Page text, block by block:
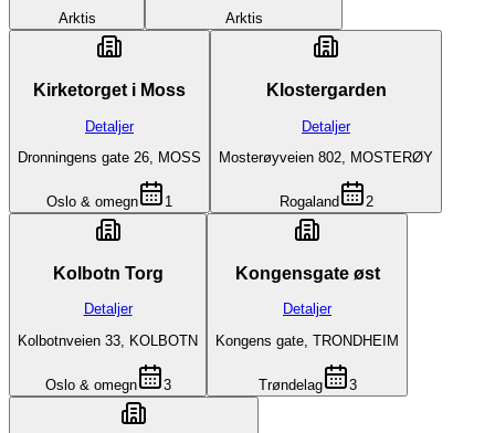
Arktis
Arktis
Kirketorget i Moss
Detaljer
Dronningens gate 26, MOSS
Oslo & omegn 1
Klostergarden
Detaljer
Mosterøyveien 802, MOSTERØY
Rogaland 2
Kolbotn Torg
Detaljer
Kolbotnveien 33, KOLBOTN
Oslo & omegn 3
Kongensgate øst
Detaljer
Kongens gate, TRONDHEIM
Trøndelag 3